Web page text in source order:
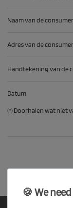
Naam van de
Adres van de
Handtekening van de
Datum
(*) Doorhalen wat niet
🍪 We